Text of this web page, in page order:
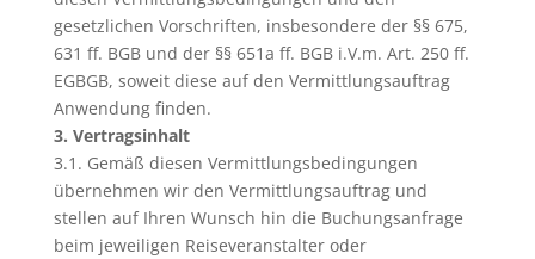
gesetzlichen Vorschriften, insbesondere der §§ 675,
631 ff. BGB und der §§ 651a ff. BGB i.V.m. Art. 250 ff.
EGBGB, soweit diese auf den Vermittlungsauftrag
Anwendung finden.
3. Vertragsinhalt
3.1. Gemäß diesen Vermittlungsbedingungen
übernehmen wir den Vermittlungsauftrag und
stellen auf Ihren Wunsch hin die Buchungsanfrage
beim jeweiligen Reiseveranstalter oder